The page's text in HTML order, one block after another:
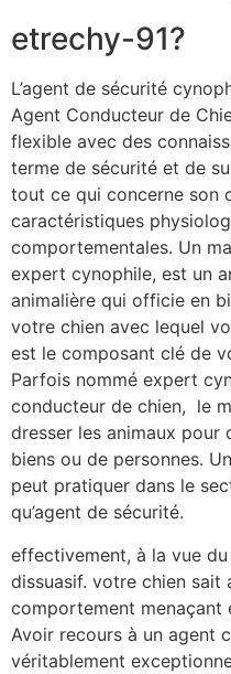
etrechy-91?
L’agent de sécurité
Agent Conducteur de
flexible avec des
terme de sécurité et de
tout ce qui concerne son
caractéristiques
comportementales. Un
expert cynophile, est un
animalière qui officie en
votre chien avec lequel
est le composant clé de
Parfois nommé expert
conducteur de chien, le
dresser les animaux pour
biens ou de personnes.
peut pratiquer dans le
qu’agent de sécurité.
effectivement, à la vue du
dissuasif. votre chien sait
comportement menaçant
Avoir recours à un agent
véritablement